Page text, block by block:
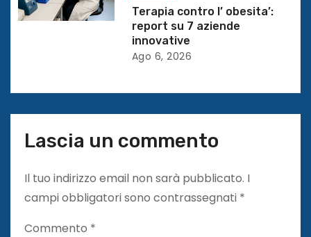
i
Terapia contro l’ obesita’:
report su 7 aziende
innovative
Ago 6, 2026
Lascia un commento
Il tuo indirizzo email non sarà pubblicato. I
campi obbligatori sono contrassegnati *
Commento *